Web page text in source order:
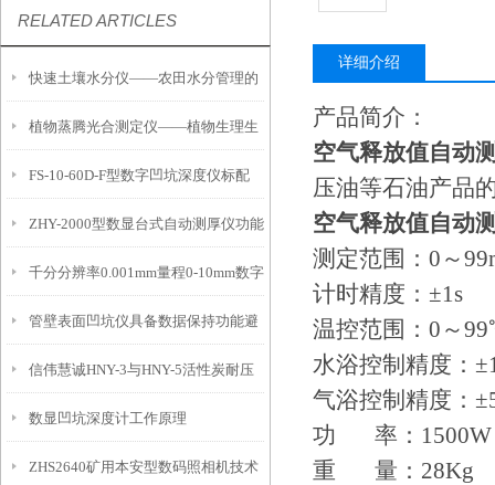
RELATED ARTICLES
快速土壤水分仪——农田水分管理的
便携式检测工具
植物蒸腾光合测定仪——植物生理生
态的实时监测设备
FS-10-60D-F型数字凹坑深度仪标配
IP54级表头分辨率0.01mm量程
10mm！
ZHY-2000型数显台式自动测厚仪功能
特点
千分分辨率0.001mm量程0-10mm数字
埋头度仪技术参数！
管壁表面凹坑仪具备数据保持功能避
免测试过程中测针移动导致数据变动
信伟慧诚HNY-3与HNY-5活性炭耐压
强度测定仪技术参数！
数显凹坑深度计工作原理
ZHS2640矿用本安型数码照相机技术
详细介绍
产品简介：
空气释放值自动
压油等石油产品
空气释放值自动
测定范围：0～
计时精度：±1s
温控范围：0～
水浴控制精度：
气浴控制精度：
功 率：1500W
重 量：28Kg